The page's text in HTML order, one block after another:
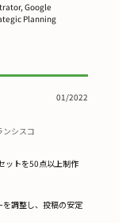
Google
Planning
01/2022
ンシスコ
ットを50点以上制作
調整し、投稿の安定